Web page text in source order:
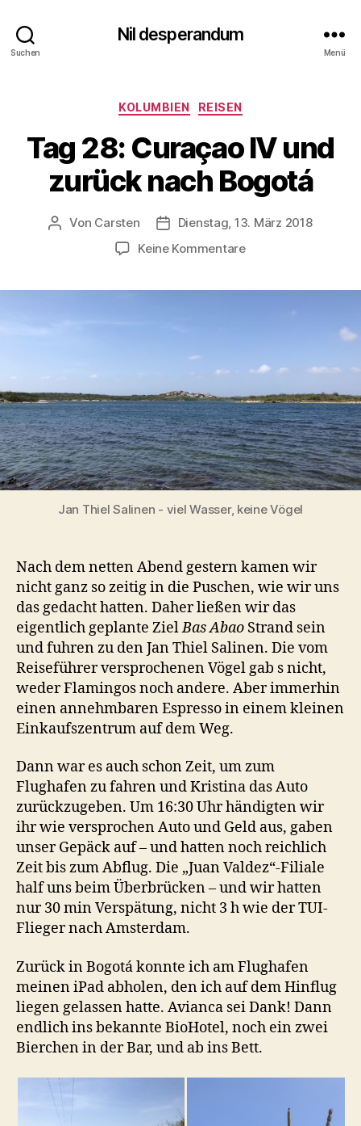
Suchen
Nil desperandum
Menü
Kategorien
KOLUMBIEN REISEN
Tag 28: Curaçao IV und
zurück nach Bogotá
Beitragsautor
Von Carsten Veröffentlichungsdatum
Dienstag, 13. März 2018
Keine Kommentarezu
nach
Bogotá
Jan Thiel Salinen - viel Wasser, keine Vögel
Nach dem netten Abend gestern kamen wir
nicht ganz so zeitig in die Puschen, wie wir uns
das gedacht hatten. Daher ließen wir das
eigentlich geplante ZielBas Abao Strand sein
und fuhren zu den Jan Thiel Salinen. Die vom
Reiseführer versprochenen Vögel gab s nicht,
weder Flamingos noch andere. Aber immerhin
einen annehmbaren Espresso in einem kleinen
Einkaufszentrum auf dem Weg.
Dann war es auch schon Zeit, um zum
Flughafen zu fahren und Kristina das Auto
zurückzugeben. Um 16:30 Uhr händigten wir
ihr wie versprochen Auto und Geld aus, gaben
unser Gepäck auf – und hatten noch reichlich
Zeit bis zum Abflug. Die „Juan Valdez“-Filiale
half uns beim Überbrücken – und wir hatten
nur 30 min Verspätung, nicht 3 h wie der TUI-
Flieger nach Amsterdam.
Zurück in Bogotá konnte ich am Flughafen
meinen iPad abholen, den ich auf dem Hinflug
liegen gelassen hatte. Avianca sei Dank! Dann
endlich ins bekannte BioHotel, noch ein zwei
Bierchen in der Bar, und ab ins Bett.